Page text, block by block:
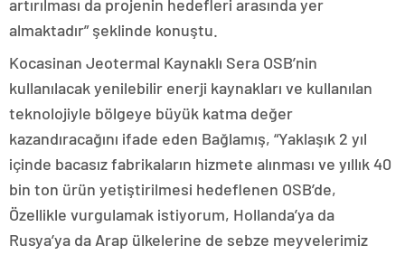
artırılması da projenin hedefleri arasında yer
almaktadır” şeklinde konuştu.
Kocasinan Jeotermal Kaynaklı Sera OSB’nin
kullanılacak yenilebilir enerji kaynakları ve kullanılan
teknolojiyle bölgeye büyük katma değer
kazandıracağını ifade eden Bağlamış, “Yaklaşık 2 yıl
içinde bacasız fabrikaların hizmete alınması ve yıllık 40
bin ton ürün yetiştirilmesi hedeflenen OSB’de,
Özellikle vurgulamak istiyorum, Hollanda’ya da
Rusya’ya da Arap ülkelerine de sebze meyvelerimiz